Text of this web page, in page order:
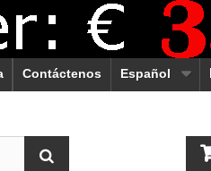
Español
Contáctenos